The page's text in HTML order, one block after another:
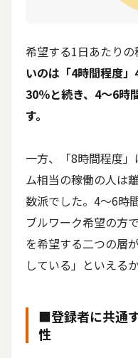
希望する1日あたりの
いのは「4時間程度」
30％と続き、4〜6時
す。
一方、「8時間程度
ム相当の稼働の人は
数派でした。4～6時
ブルワーク希望の方
を希望する二つの層
している」といえる
■登録者に共通
性